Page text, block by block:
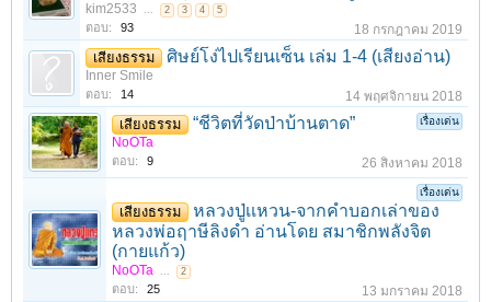
kim2533 ... 2 3 4 5
ตอบ: 93 18 กรกฎาคม 2019
เสียงธรรม ศิษย์โง่ไปเรียนเซ็น เล่ม 1-4 (เสียงอ่าน)
Inner Smile
ตอบ: 14 14 พฤศจิกายน 2018
เรื่องเด่น
เสียงธรรม “ชีวิตที่วัดป่าบ้านตาด”
NoOTa
ตอบ: 9 26 สิงหาคม 2018
เรื่องเด่น
เสียงธรรม
หลวงปู่เเหวน-จากคำบอกเล่าของ
หลวงพ่อฤาษีลิงดำ อ่านโดย สมาชิกพลังจิต
(กายแก้ว)
NoOTa ... 2
ตอบ: 25 13 มกราคม 2018
2 3 4 5 6 → 18 ถัดไป >